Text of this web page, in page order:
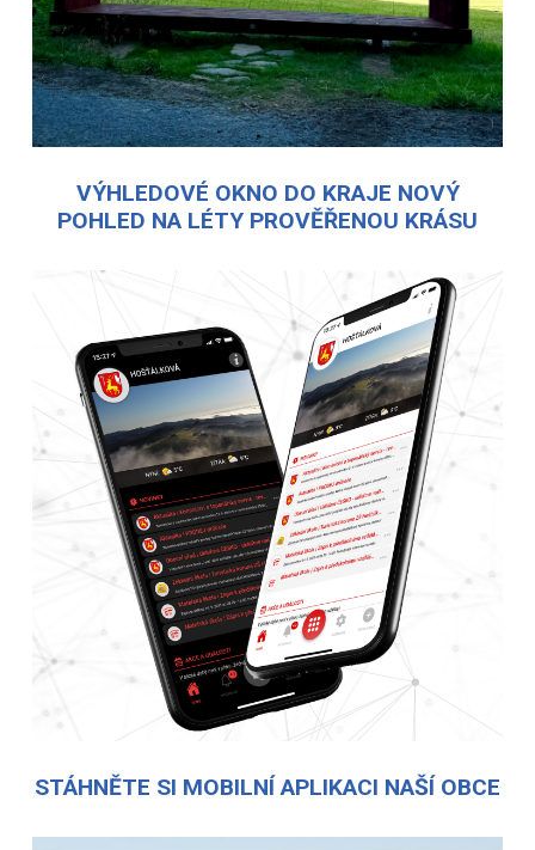
VÝHLEDOVÉ OKNO DO KRAJE NOVÝ
POHLED NA LÉTY PROVĚŘENOU KRÁSU
STÁHNĚTE SI MOBILNÍ APLIKACI NAŠÍ OBCE